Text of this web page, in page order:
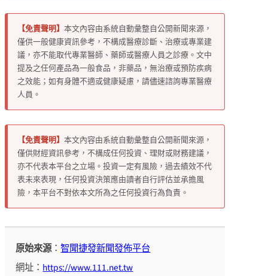
【免責聲明】 本文內容由系統自動彙整自公開新聞來源，
僅供一般健康資訊參考，不構成醫療診斷、治療或專業建
議，亦不能取代專業醫師、藥師或醫療人員之診療。文中
提及之任何產品為一般食品，非藥品，無治療或預防疾病
之效能；如有身體不適或健康疑慮，請儘速諮詢專業醫療
人員。
【免責聲明】 本文內容由系統自動彙整自公開新聞來源，
僅供財經資訊參考，不構成任何投資、理財或財務建議，
亦不代表本平台之立場。投資一定有風險，過去績效不代
表未來表現，任何投資決策應由讀者自行評估並承擔風
險，本平台不對依本文所為之任何投資行為負責。
原始來源：智聞捷發新聞發佈平台
網址： https://www.111.net.tw